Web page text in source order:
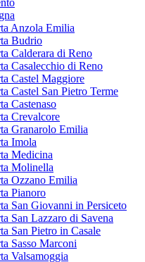
Anzola Emilia
Budrio
Calderara di Reno
Casalecchio di Reno
Castel Maggiore
Castel San Pietro Terme
Castenaso
Crevalcore
Granarolo Emilia
Imola
Medicina
Molinella
Ozzano Emilia
Pianoro
San Giovanni in Persiceto
San Lazzaro di Savena
San Pietro in Casale
Sasso Marconi
Valsamoggia